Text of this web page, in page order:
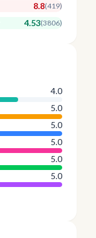
8.8(419)
4.53(3806)
4.0
5.0
5.0
5.0
5.0
5.0